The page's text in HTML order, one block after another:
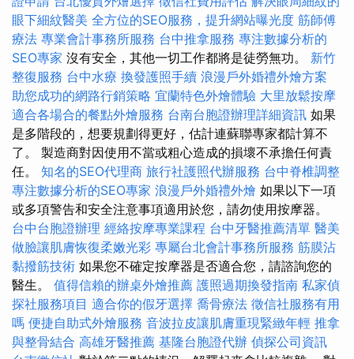
眼下細紋醫美 全方位的SEO服務，提升網站曝光度 筋師傅
療法 專業會計事務所服務 台中推拿服務 專注數據分析的
SEO專家 沒有安全，其他一切工作都將是徒勞無功。 新竹
整復服務 台中水療 換發護照手續 浪漫戶外婚禮外燴方案
助您成功的網路行銷策略 宜蘭特色外燴體驗 大里放鬆按摩
適合各場合的餐點外燴服務 台南台胞證辦理詳細資訊 如果
是多階段的，想要規劃得更好，估計連蘇聯專家都計算不
了。 製造商對因使用不當或粗心造成的損壞不承擔任何責
任。 知名的SEO代理商 旅行社護照代辦服務 台中脊椎調整
專注數據分析的SEO專家 浪漫戶外婚禮外燴 如果以下一項
或多項警告和安全注意事項適用於您，請勿使用按摩器。
台中台胞證辦理 經絡按摩專業課程 台中牙醫推薦清單 醫美
做臉讓肌膚恢復柔嫩光彩 專屬台北會計事務所服務 筋膜沾
黏撥筋技術 如果您不確定按摩器是否適合您，請諮詢您的
醫生。 值得信賴的辦桌外燴推薦 護照過期換發指南 私家偵
探社服務項目 適合你的假牙選擇 喬骨療法 徵信社服務有用
嗎 便捷自助式外燴服務 音波拉皮讓肌膚重現緊緻年輕 推拿
與整骨結合 高雄牙醫推薦 基隆台胞證代辦 偵探公司資訊